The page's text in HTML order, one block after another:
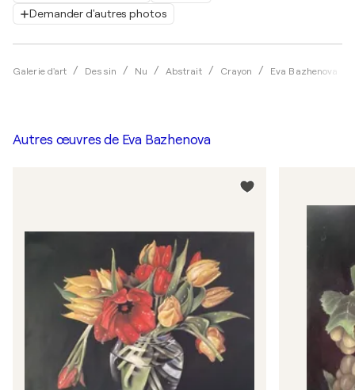
Demander d'autres photos
Galerie d'art Dessin Nu Abstrait Crayon Eva Bazhenova
Autres œuvres de Eva Bazhenova